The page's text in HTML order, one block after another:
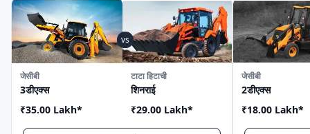
जेसीबी
3डीएक्स
₹35.00 Lakh*
टाटा हिटाची
शिनराई
₹29.00 Lakh*
जेसीबी
2डीएक्स
₹18.00 Lakh*